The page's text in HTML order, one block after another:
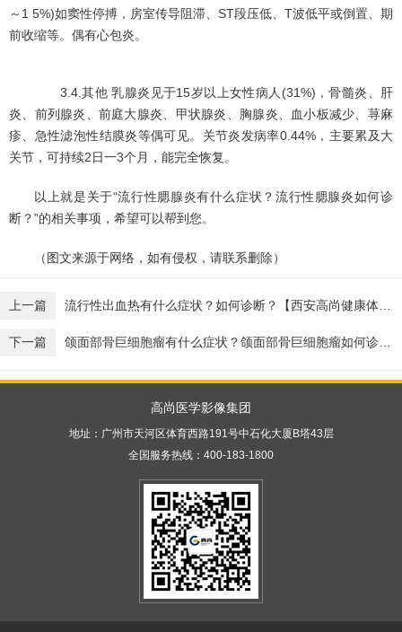
～1 5%)如窦性停搏，房室传导阻滞、ST段压低、T波低平或倒置、期
前收缩等。偶有心包炎。
3.4.其他 乳腺炎见于15岁以上女性病人(31%)，骨髓炎、肝
炎、前列腺炎、前庭大腺炎、甲状腺炎、胸腺炎、血小板减少、荨麻
疹、急性滤泡性结膜炎等偶可见。关节炎发病率0.44%，主要累及大
关节，可持续2日一3个月，能完全恢复。
以上就是关于“流行性腮腺炎有什么症状？流行性腮腺炎如何诊
断？”的相关事项，希望可以帮到您。
（图文来源于网络，如有侵权，请联系删除）
上一篇 流行性出血热有什么症状？如何诊断？【西安高尚健康体检】
下一篇 颌面部骨巨细胞瘤有什么症状？颌面部骨巨细胞瘤如何诊断？【武汉高尚医学影像】
高尚医学影像集团
地址：广州市天河区体育西路191号中石化大厦B塔43层
全国服务热线：400-183-1800